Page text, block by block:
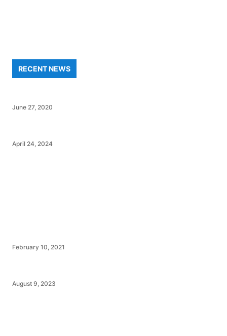
RECENT NEWS
June 27, 2020
April 24, 2024
February 10, 2021
August 9, 2023